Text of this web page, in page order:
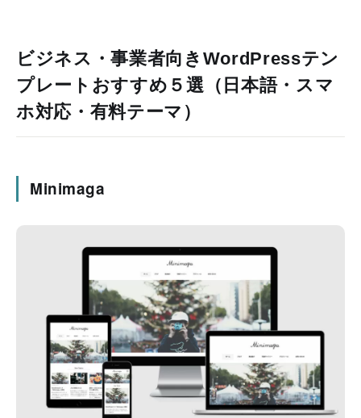
ビジネス・事業者向きWordPressテン
プレートおすすめ５選（日本語・スマ
ホ対応・有料テーマ）
Minimaga